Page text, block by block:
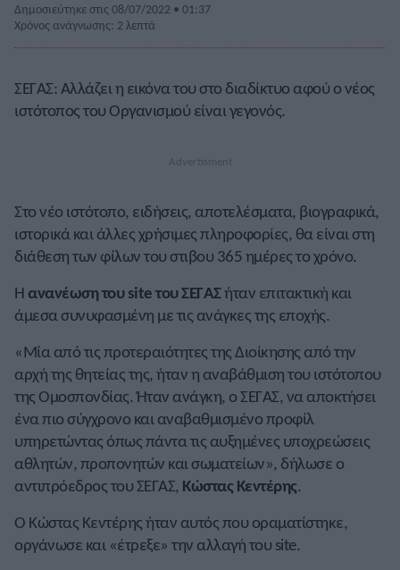
Δημοσιεύτηκε στις 08/07/2022 • 01:37
Χρόνος ανάγνωσης: 2 λεπτά
ΣΕΓΑΣ: Αλλάζει η εικόνα του στο διαδίκτυο αφού ο νέος
ιστότοπος του Οργανισμού είναι γεγονός.
Στο νέο ιστότοπο, ειδήσεις, αποτελέσματα, βιογραφικά,
ιστορικά και άλλες χρήσιμες πληροφορίες, θα είναι στη
διάθεση των φίλων του στιβου 365 ημέρες το χρόνο.
Η ανανέωση του site του ΣΕΓΑΣήταν επιτακτική και
άμεσα συνυφασμένη με τις ανάγκες της εποχής.
«Μία από τις προτεραιότητες της Διοίκησης από την
αρχή της θητείας της, ήταν η αναβάθμιση του ιστότοπου
της Ομοσπονδίας. Ήταν ανάγκη, ο ΣΕΓΑΣ, να αποκτήσει
ένα πιο σύγχρονο και αναβαθμισμένο προφίλ
υπηρετώντας όπως πάντα τις αυξημένες υποχρεώσεις
αθλητών, προπονητών και σωματείων», δήλωσε ο
αντιπρόεδρος του ΣΕΓΑΣ, Κώστας Κεντέρης.
Ο Κώστας Κεντέρης ήταν αυτός που οραματίστηκε,
οργάνωσε και «έτρεξε» την αλλαγή του site.